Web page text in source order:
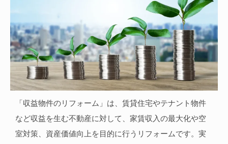
「収益物件のリフォーム」は、賃貸住宅やテナント物件
など収益を生む不動産に対して、家賃収入の最大化や空
室対策、資産価値向上を目的に行うリフォームです。実